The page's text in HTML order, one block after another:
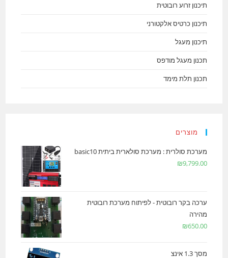
תיכנון זרוע רובוטית
תיכנון כרטיס אלקטורני
תיכנון מעגל
תכנון מעגל מודפס
תכנון תלת מימד
מוצרים
מערכת סולרית : מערכת סולארית ביתית basic10
₪9,799.00
ערכה בקר רובוטית - לפיתוח מערכת רובוטית
מהירה
₪650.00
מסך 1.3 אינצ